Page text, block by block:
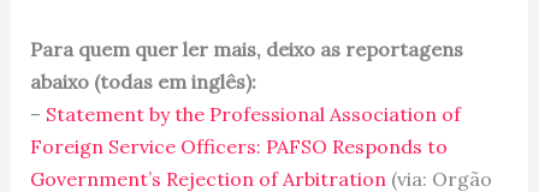
Para quem quer ler mais, deixo as reportagens
abaixo (todas em inglês):
– Statement by the Professional Association of
Foreign Service Officers: PAFSO Responds to
Government’s Rejection of Arbitration (via: Orgão